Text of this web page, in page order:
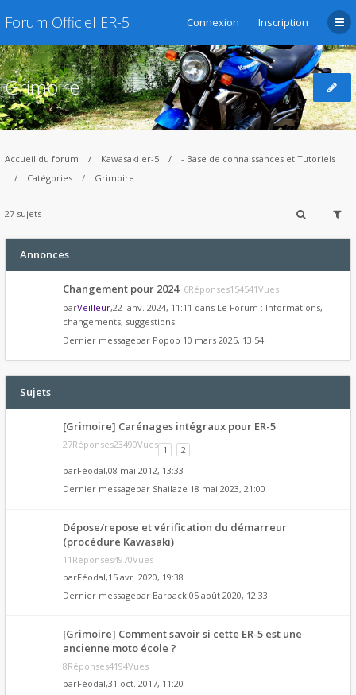
Forum Officiel ER-5 Connexion Inscription
Grimoire
Accueil du forum Kawasaki er-5
- Base de connaissances et Tutoriels
Catégories
Grimoire
27 sujets
Annonces
Changement pour 2024 6Réponses154541Vues
parVeilleur,22 janv. 2024, 11:11 dans Le Forum : Informations,
changements, suggestions.
Dernier messagepar Popop 10 mars 2025, 13:54
Sujets
[Grimoire] Carénages intégraux pour ER-5
27Réponses23490Vues 1
2
parFéodal,08 mai 2012, 13:33
Dernier messagepar Shailaze 18 mai 2023, 21:00
Dépose/repose et vérification du démarreur
(procédure Kawasaki)
11Réponses4970Vues
parFéodal,15 avr. 2020, 19:38
Dernier messagepar Barback 05 août 2020, 12:33
[Grimoire] Comment savoir si cette ER-5 est une
ancienne moto école ?
8Réponses4194Vues
parFéodal,31 oct. 2017, 11:20